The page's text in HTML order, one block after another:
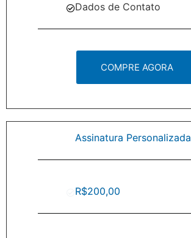
Dados de Contato
COMPRE AGORA
Assinatura Personalizada
R$200,00